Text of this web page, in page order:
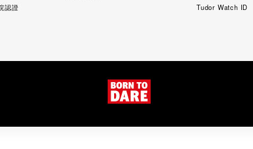
認證
Tudor Watch ID